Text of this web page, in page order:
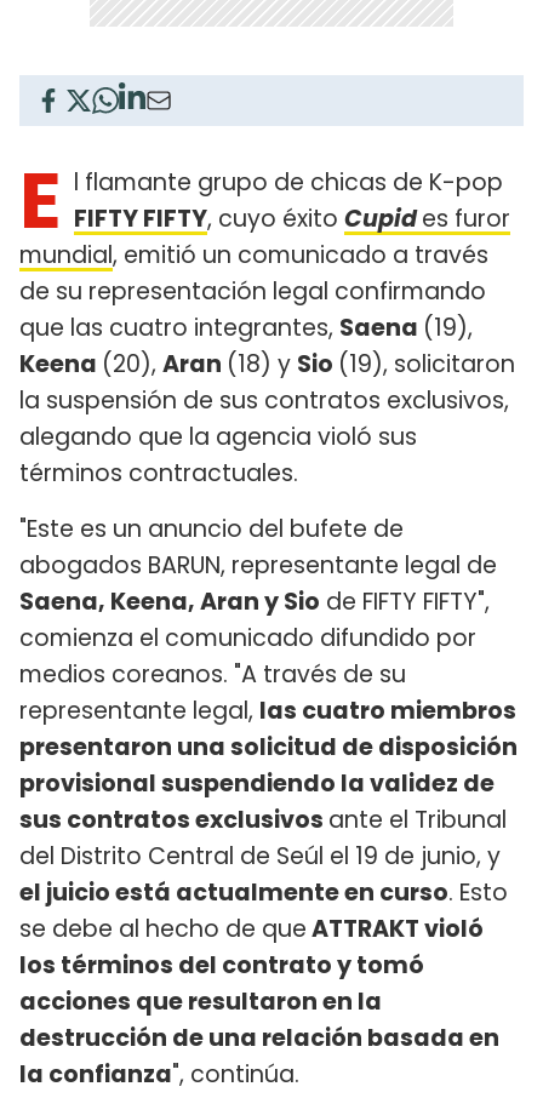
E l flamante grupo de chicas de K-pop
FIFTY FIFTY, cuyo éxito Cupides furor
mundial, emitió un comunicado a través
de su representación legal confirmando
que las cuatro integrantes, Saena (19),
Keena (20), Aran (18) y Sio (19), solicitaron
la suspensión de sus contratos exclusivos,
alegando que la agencia violó sus
términos contractuales.
"Este es un anuncio del bufete de
abogados BARUN, representante legal de
Saena, Keena, Aran y Sio de FIFTY FIFTY",
comienza el comunicado difundido por
medios coreanos. "A través de su
representante legal, las cuatro miembros
presentaron una solicitud de disposición
provisional suspendiendo la validez de
sus contratos exclusivos ante el Tribunal
del Distrito Central de Seúl el 19 de junio, y
el juicio está actualmente en curso. Esto
se debe al hecho de queATTRAKT violó
los términos del contrato y tomó
acciones que resultaron en la
destrucción de una relación basada en
la confianza", continúa.